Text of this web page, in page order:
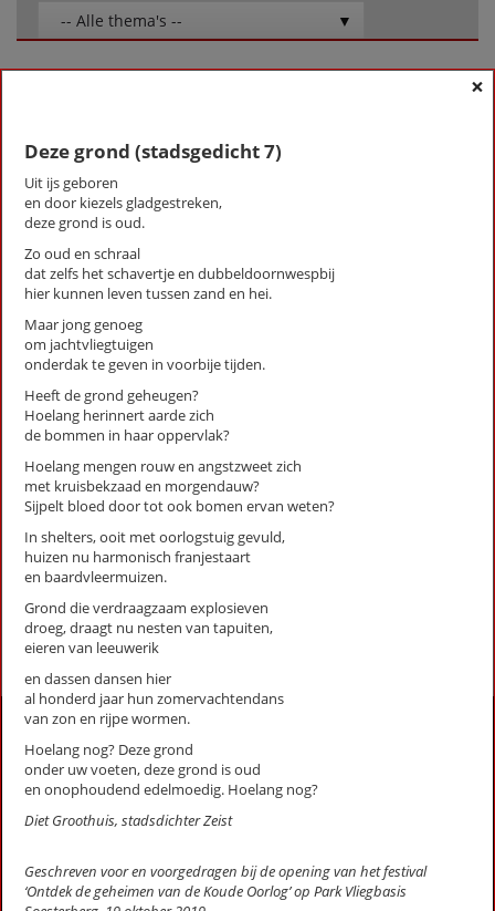
-- Alle thema's --
Advies van Yehailey (9) (Stadsgedicht 35)
Bekommernis (Stadsgedicht 39)
Chucky's Gym (Stadsgedicht 25)
De altijd terugkerende vraag van de klas
Eenzame stad (stadsgedicht 19)
Ensemble (Stadsgedicht 29)
Hart van Austerlitz (Stadsgedicht 14)
Herinnering aan Hendrik Marsman (stadsgedicht 22)
Landgoed Sandwijck
Melkkloppertje
Nu nodig (Stadsgedicht 26)
Supermens
Toveren (stadsgedicht 4)
Uitzicht (Stadsgedicht 11)
Voor wie ons wil (Stadsgedicht 32)
Voorbij onze ogen (Stadsgedicht 30)
winterliedje (Stadsgedicht 16)
«First‹Previous
1 2 ›Next»Last
×
Deze grond (stadsgedicht 7)
Uit ijs geboren
en door kiezels gladgestreken,
deze grond is oud.
Zo oud en schraal
dat zelfs het schavertje en dubbeldoornwespbij
hier kunnen leven tussen zand en hei.
Maar jong genoeg
om jachtvliegtuigen
onderdak te geven in voorbije tijden.
Heeft de grond geheugen?
Hoelang herinnert aarde zich
de bommen in haar oppervlak?
Hoelang mengen rouw en angstzweet zich
met kruisbekzaad en morgendauw?
Sijpelt bloed door tot ook bomen ervan weten?
In shelters, ooit met oorlogstuig gevuld,
huizen nu harmonisch franjestaart
en baardvleermuizen.
Grond die verdraagzaam explosieven
droeg, draagt nu nesten van tapuiten,
eieren van leeuwerik
en dassen dansen hier
al honderd jaar hun zomervachtendans
van zon en rijpe wormen.
Hoelang nog? Deze grond
onder uw voeten, deze grond is oud
en onophoudend edelmoedig. Hoelang nog?
Diet Groothuis, stadsdichter Zeist
Geschreven voor en voorgedragen bij de opening van het festival
‘Ontdek de geheimen van de Koude Oorlog’ op Park Vliegbasis
Activiteiten
Lezingen door en over schrijvers
Stadsdichtersduo van Zeist
Boek & Film
Leesclubs / leesgroepen
Verhalenproject '80 jaar Vrijheid'